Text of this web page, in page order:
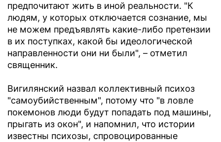
предпочитают жить в иной реальности. "К
людям, у которых отключается сознание, мы
не можем предъявлять какие-либо претензии
в их поступках, какой бы идеологической
направленности они ни были", – отметил
священник.
Вигилянский назвал коллективный психоз
"самоубийственным", потому что "в ловле
покемонов люди будут попадать под машины,
прыгать из окон", и напомнил, что истории
известны психозы, спровоцированные